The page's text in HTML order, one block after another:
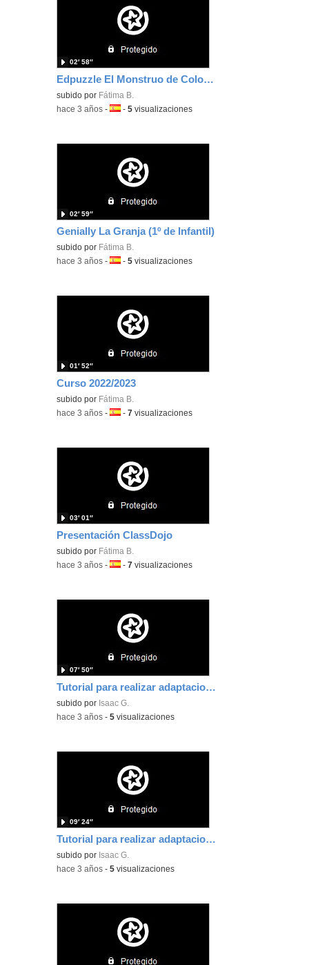
Edpuzzle El Monstruo de Colores
subido por Fátima B.
02′ 58″
-hace 3 años -Idioma:
-5 visualizaciones
Genially La Granja (1º de Infantil)
subido por Fátima B.
02′ 59″
-hace 3 años -Idioma:
-5 visualizaciones
Curso 2022/2023
subido por Fátima B.
01′ 52″
-hace 3 años -Idioma:
-7 visualizaciones
Presentación ClassDojo
subido por Fátima B.
03′ 01″
-hace 3 años -Idioma:
-7 visualizaciones
Tutorial para realizar adaptaciones curriculares en Educación Secundaria
subido por Isaac G.
07′ 50″
-hace 3 años -5 visualizaciones
Tutorial para realizar adaptaciones curriculares en Educación Primaria
subido por Isaac G.
09′ 24″
-hace 3 años -5 visualizaciones